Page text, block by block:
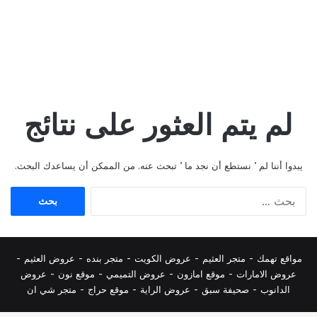
لم يتم العثور على نتائج
يبدوا أننا لم ’ نستطع أن نجد ما ’ تبحث عنه. من الممكن أن يساعدك البحث.
مواقع تهمك - متجر العثيم - عروض الكويت - متجر بنده - عروض العثيم -
عروض الامارات - موقع امازون - عروض التميمي - موقع نون - عروض
الدانوب - صحيفة سبق - عروض الراية - موقع حراج - متجر شي ان